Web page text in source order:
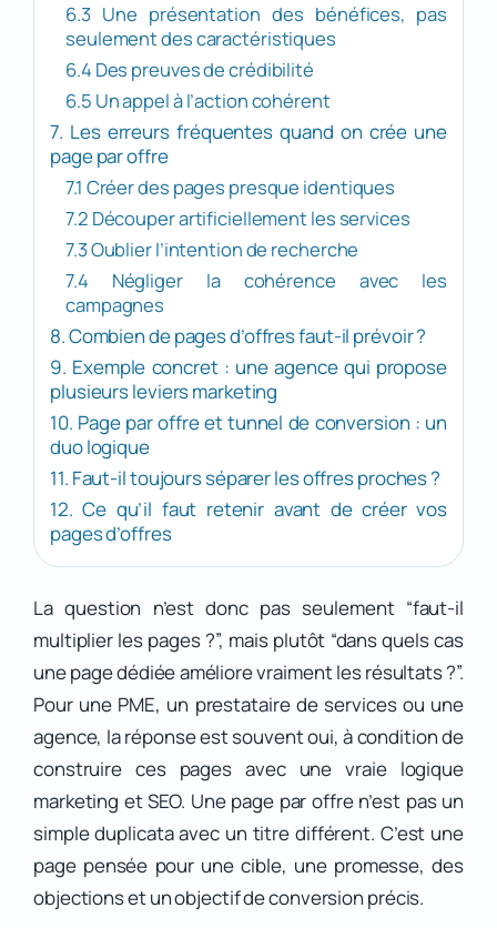
6.3 Une présentation des bénéfices, pas
seulement des caractéristiques
6.4 Des preuves de crédibilité
6.5 Un appel à l’action cohérent
7. Les erreurs fréquentes quand on crée une
page par offre
7.1 Créer des pages presque identiques
7.2 Découper artificiellement les services
7.3 Oublier l’intention de recherche
7.4 Négliger la cohérence avec les
campagnes
8. Combien de pages d’offres faut-il prévoir ?
9. Exemple concret : une agence qui propose
plusieurs leviers marketing
10. Page par offre et tunnel de conversion : un
duo logique
11. Faut-il toujours séparer les offres proches ?
12. Ce qu’il faut retenir avant de créer vos
pages d’offres
La question n’est donc pas seulement “faut-il
multiplier les pages ?”, mais plutôt “dans quels cas
une page dédiée améliore vraiment les résultats ?”.
Pour une PME, un prestataire de services ou une
agence, la réponse est souvent oui, à condition de
construire ces pages avec une vraie logique
marketing et SEO. Une page par offre n’est pas un
simple duplicata avec un titre différent. C’est une
page pensée pour une cible, une promesse, des
objections et un objectif de conversion précis.